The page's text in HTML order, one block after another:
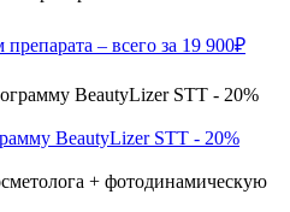
– всего за 19 900₽
BeautyLizer STT - 20%